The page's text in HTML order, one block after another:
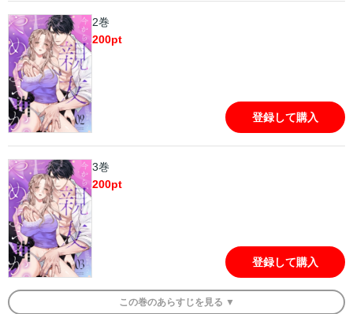
2巻
200pt
登録して購入
3巻
200pt
登録して購入
この巻のあらすじを 見る ▼